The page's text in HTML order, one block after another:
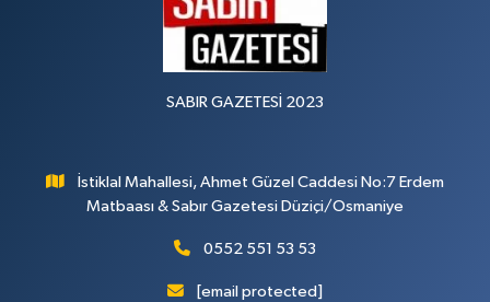
SABIR GAZETESİ 2023
İstiklal Mahallesi, Ahmet Güzel Caddesi No:7 Erdem
Matbaası & Sabır Gazetesi Düziçi/Osmaniye
0552 551 53 53
[email protected]